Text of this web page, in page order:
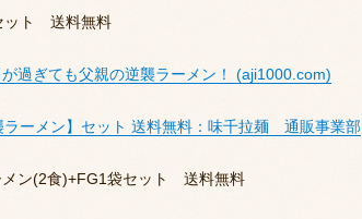
ット 送料無料
過ぎても父親の逆襲ラーメン！ (aji1000.com)
ラーメン】セット 送料無料：味千拉麺 通販事業部
ン(2食)+FG1袋セット 送料無料